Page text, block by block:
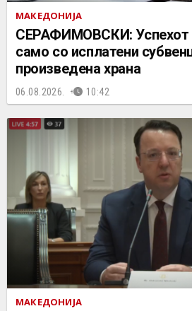
МАКЕДОНИЈА
СЕРАФИМОВСКИ: Успехот
само со исплатени
произведена храна
06.08.2026. 10:42
МАКЕДОНИЈА